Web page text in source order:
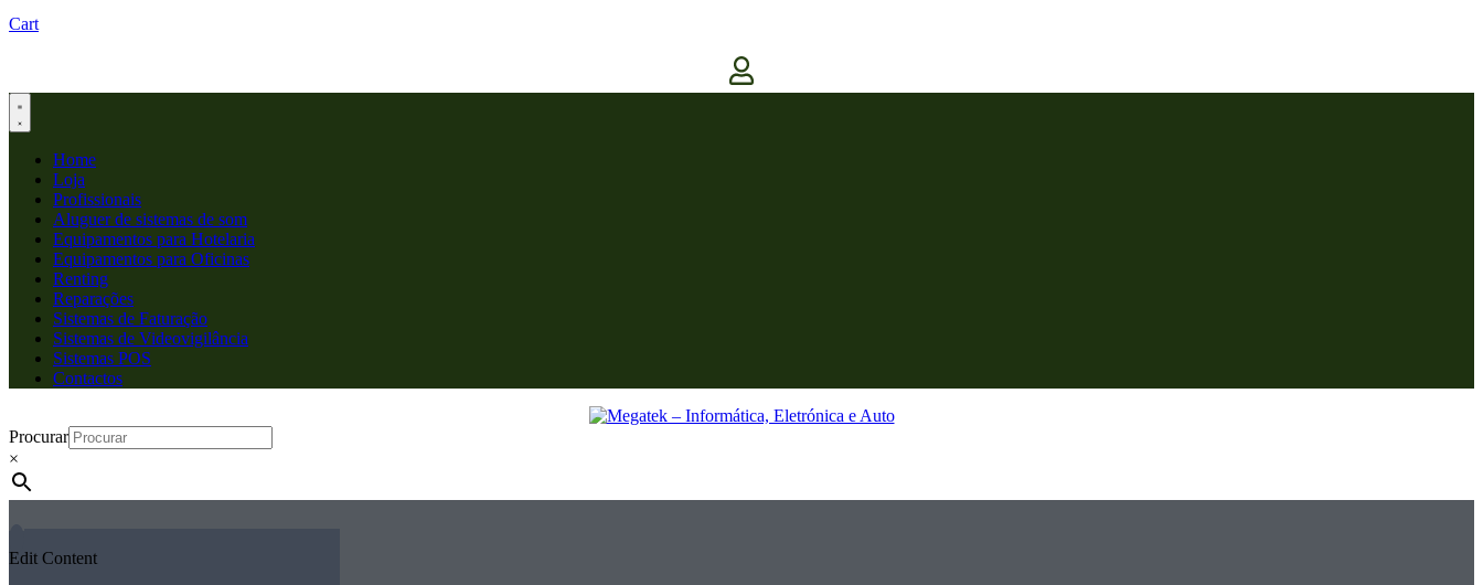
Cart
Home
Loja
Profissionais
Aluguer de sistemas de som
Equipamentos para Hotelaria
Equipamentos para Oficinas
Renting
Reparações
Sistemas de Faturação
Sistemas de Videovigilância
Sistemas POS
Contactos
Procurar
×
Edit Content